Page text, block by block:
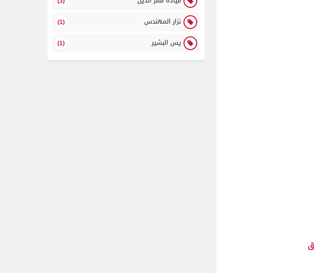
نزار المهندس (1)
يس البشير (1)